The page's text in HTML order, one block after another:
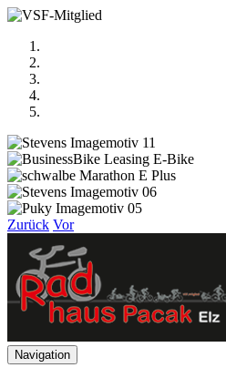
Zurück Vor
Navigation